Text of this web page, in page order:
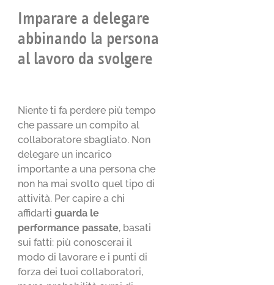
Imparare a delegare
abbinando la persona
al lavoro da svolgere
Niente ti fa perdere più tempo
che passare un compito al
collaboratore sbagliato. Non
delegare un incarico
importante a una persona che
non ha mai svolto quel tipo di
attività. Per capire a chi
affidartiguarda le
performance passate, basati
sui fatti: più conoscerai il
modo di lavorare e i punti di
forza dei tuoi collaboratori,